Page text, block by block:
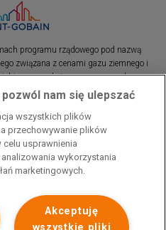
programu rządowego pod nazwą
związana z cenami gazu ziemnego i
uzyskał pomoc w ramach
dla sektorów energochłonnych
ziemnego i energii elektrycznej w
nam się ulepszać
wszystkich plików
przechowywanie plików
usprawnienia
wykorzystania
marketingowych.
Akceptuję
wszystkie pliki